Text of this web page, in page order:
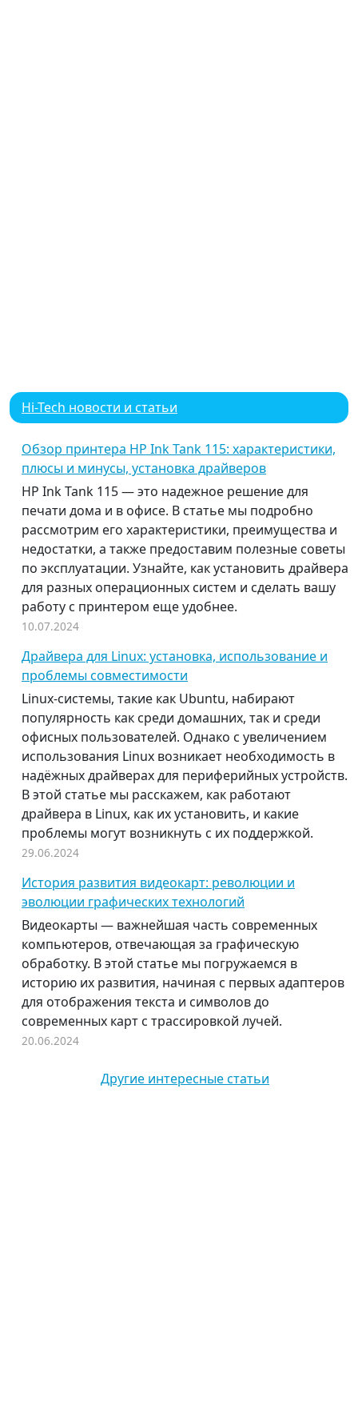
Hi-Tech новости и статьи
Обзор принтера HP Ink Tank 115: характеристики,
плюсы и минусы, установка драйверов
HP Ink Tank 115 — это надежное решение для
печати дома и в офисе. В статье мы подробно
рассмотрим его характеристики, преимущества и
недостатки, а также предоставим полезные советы
по эксплуатации. Узнайте, как установить драйвера
для разных операционных систем и сделать вашу
работу с принтером еще удобнее.
10.07.2024
Драйвера для Linux: установка, использование и
проблемы совместимости
Linux-системы, такие как Ubuntu, набирают
популярность как среди домашних, так и среди
офисных пользователей. Однако с увеличением
использования Linux возникает необходимость в
надёжных драйверах для периферийных устройств.
В этой статье мы расскажем, как работают
драйвера в Linux, как их установить, и какие
проблемы могут возникнуть с их поддержкой.
29.06.2024
История развития видеокарт: революции и
эволюции графических технологий
Видеокарты — важнейшая часть современных
компьютеров, отвечающая за графическую
обработку. В этой статье мы погружаемся в
историю их развития, начиная с первых адаптеров
для отображения текста и символов до
современных карт с трассировкой лучей.
20.06.2024
Другие интересные статьи